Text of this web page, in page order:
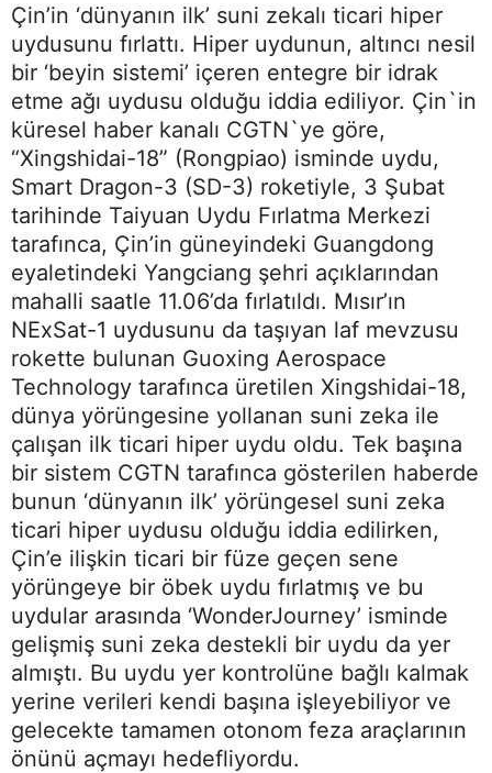
Çin’in ‘dünyanın ilk’ suni zekalı ticari hiper
uydusunu fırlattı. Hiper uydunun, altıncı nesil
bir ‘beyin sistemi’ içeren entegre bir idrak
etme ağı uydusu olduğu iddia ediliyor. Çin`in
küresel haber kanalı CGTN`ye göre,
“Xingshidai-18” (Rongpiao) isminde uydu,
Smart Dragon-3 (SD-3) roketiyle, 3 Şubat
tarihinde Taiyuan Uydu Fırlatma Merkezi
tarafınca, Çin’in güneyindeki Guangdong
eyaletindeki Yangciang şehri açıklarından
mahalli saatle 11.06’da fırlatıldı. Mısır’ın
NExSat-1 uydusunu da taşıyan laf mevzusu
rokette bulunan Guoxing Aerospace
Technology tarafınca üretilen Xingshidai-18,
dünya yörüngesine yollanan suni zeka ile
çalışan ilk ticari hiper uydu oldu. Tek başına
bir sistem CGTN tarafınca gösterilen haberde
bunun ‘dünyanın ilk’ yörüngesel suni zeka
ticari hiper uydusu olduğu iddia edilirken,
Çin’e ilişkin ticari bir füze geçen sene
yörüngeye bir öbek uydu fırlatmış ve bu
uydular arasında ‘WonderJourney’ isminde
gelişmiş suni zeka destekli bir uydu da yer
almıştı. Bu uydu yer kontrolüne bağlı kalmak
yerine verileri kendi başına işleyebiliyor ve
gelecekte tamamen otonom feza araçlarının
önünü açmayı hedefliyordu.